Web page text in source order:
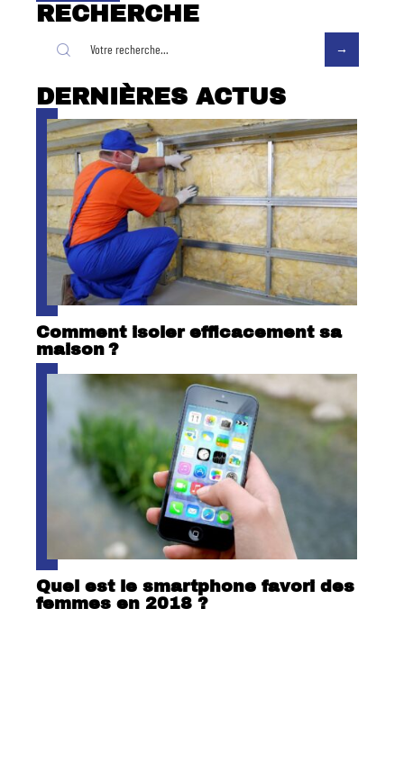
RECHERCHE
DERNIÈRES ACTUS
Comment isoler efficacement sa
maison ?
Quel est le smartphone favori des
femmes en 2018 ?